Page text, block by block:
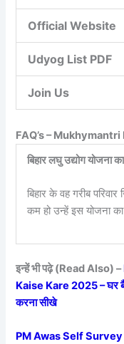
Official Website
Udyog List PDF
Join Us
FAQ’s –
बिहार लघु उद्योग योजना
बिहार के वह गरीब
कम हो उन्हें इस योजना का
इन्हें भी पढ़े (Read Also) –
Kaise Kare 2025 – घर
करना सीखे
PM Awas Self Survey